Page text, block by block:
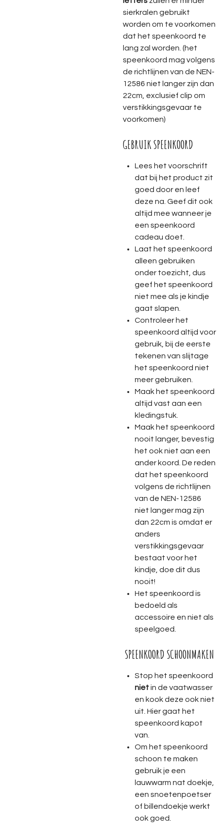
sierkralen gebruikt
worden om te voorkomen
dat het speenkoord te
lang zal worden. (het
speenkoord mag volgens
de richtlijnen van de NEN-
12586 niet langer zijn dan
22cm, exclusief clip om
verstikkingsgevaar te
voorkomen)
GEBRUIK SPEENKOORD
Lees het voorschrift
dat bij het product zit
goed door en leef
deze na. Geef dit ook
altijd mee wanneer je
een speenkoord
cadeau doet.
Laat het speenkoord
alleen gebruiken
onder toezicht, dus
geef het speenkoord
niet mee als je kindje
gaat slapen.
Controleer het
speenkoord altijd voor
gebruik, bij de eerste
tekenen van slijtage
het speenkoord niet
meer gebruiken.
Maak het speenkoord
altijd vast aan een
kledingstuk.
Maak het speenkoord
nooit langer, bevestig
het ook niet aan een
ander koord. De reden
dat het speenkoord
volgens de richtlijnen
van de NEN-12586
niet langer mag zijn
dan 22cm is omdat er
anders
verstikkingsgevaar
bestaat voor het
kindje, doe dit dus
nooit!
Het speenkoord is
bedoeld als
accessoire en niet als
speelgoed.
SPEENKOORD SCHOONMAKEN
Stop het speenkoord
nietin de vaatwasser
en kook deze ook niet
uit. Hier gaat het
speenkoord kapot
van.
Om het speenkoord
schoon te maken
gebruik je een
lauwwarm nat doekje,
een snoetenpoetser
of billendoekje werkt
ook goed.